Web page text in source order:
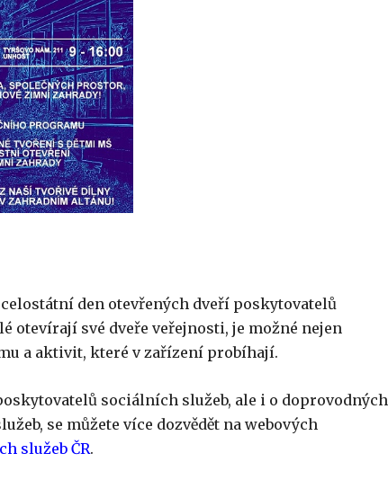
den otevřených dveří poskytovatelů
otevírají své dveře veřejnosti, je možné nejen
a aktivit, které v zařízení probíhají.
sociálních služeb, ale i o doprovodných
se můžete více dozvědět na webových
služeb ČR.